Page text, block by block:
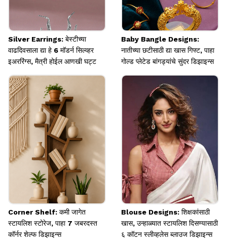
Silver Earrings: बेस्टीच्या
वाढदिवसाला द्या हे 6 मॉडर्न सिल्व्हर
इअररिंग्स, मैत्री होईल आणखी घट्ट
Baby Bangle Designs:
नातीच्या छटीसाठी द्या खास गिफ्ट, पाहा
गोल्ड प्लेटेड बांगड्यांचे सुंदर डिझाइन्स
Corner Shelf: कमी जागेत
स्टायलिश स्टोरेज, पाहा 7 जबरदस्त
कॉर्नर शेल्फ डिझाइन्स
Blouse Designs: शिक्षकांसाठी
खास, उन्हाळ्यात स्टायलिश दिसण्यासाठी
६ कॉटन स्लीव्हलेस ब्लाउज डिझाइन्स